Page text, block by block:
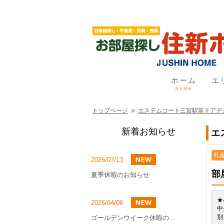
ホーム
home
エ
トップページ ≫ エステムコート三宮駅前Ⅱア
エ
礼
部
★
新着お知らせ
2026/07/13
夏季休暇のお知らせ
2026/04/06
ゴールデンウイーク休暇のお知らせ